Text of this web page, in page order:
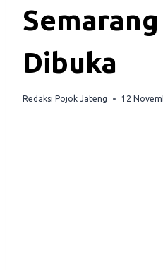
Dibuka
Redaksi Pojok Jateng 12